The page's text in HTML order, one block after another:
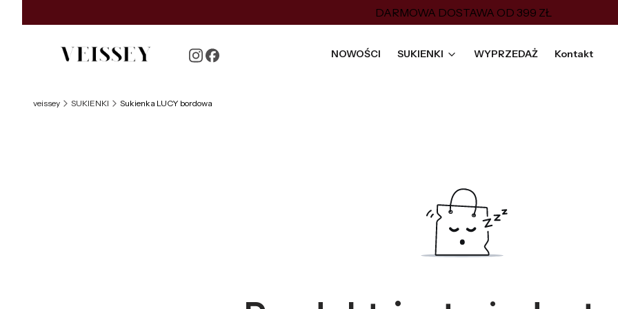
DARMOWA DOSTAWA OD 399 ZŁ
NOWOŚCI SUKIENKI WYPRZEDAŻ Kontakt
veissey SUKIENKI Sukienka LUCY bordowa